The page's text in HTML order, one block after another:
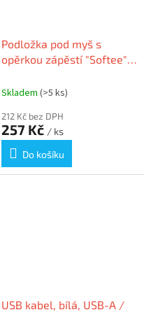
Podložka pod myš s
opěrkou zápěstí "Softee",
FACTORY TSE15UF
Skladem (>5 ks)
212 Kč bez DPH
257 Kč / ks
Do košíku
USB kabel, bílá, USB-A /